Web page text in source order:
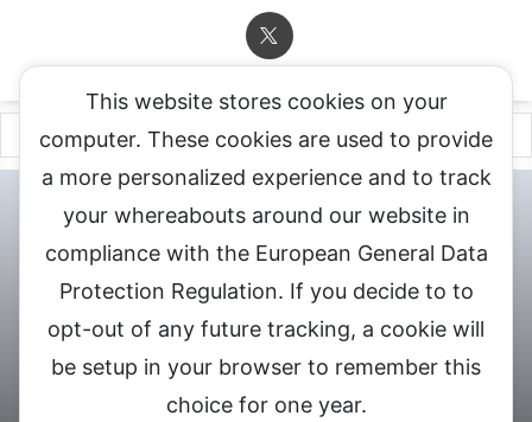
チャットレディ登録申込 DXLIVE求人.comへお問合せ
DXLIVE 退
会・解約・移籍の申請
式サイト
DXLIVEのチャットレディ求人情報サイト
This website stores cookies on your
computer. These cookies are used to provide
a more personalized experience and to track
your whereabouts around our website in
compliance with the European General Data
Protection Regulation. If you decide to to
opt-out of any future tracking, a cookie will
be setup in your browser to remember this
choice for one year.